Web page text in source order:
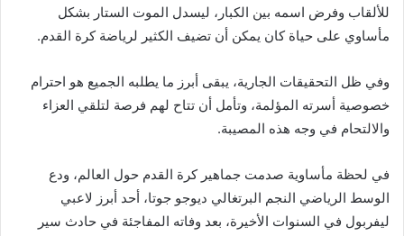
للألقاب وفرض اسمه بين الكبار، ليسدل الموت الستار بشكل
مأساوي على حياة كان يمكن أن تضيف الكثير لرياضة كرة القدم.
وفي ظل التحقيقات الجارية، يبقى أبرز ما يطلبه الجميع هو احترام
خصوصية أسرته المؤلمة، وتأمل أن تتاح لهم فرصة لتلقي العزاء
والالتحام في وجه هذه المصيبة.
في لحظة مأساوية صدمت جماهير كرة القدم حول العالم، ودع
الوسط الرياضي النجم البرتغالي ديوجو جوتا، أحد أبرز لاعبي
ليفربول في السنوات الأخيرة، بعد وفاته المفاجئة في حادث سير